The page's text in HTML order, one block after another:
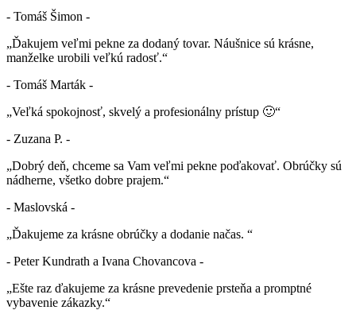
- Tomáš Šimon -
„Ďakujem veľmi pekne za dodaný tovar. Náušnice sú krásne,
manželke urobili veľkú radosť.“
- Tomáš Marták -
„Veľká spokojnosť, skvelý a profesionálny prístup 🙂“
- Zuzana P. -
„Dobrý deň, chceme sa Vam veľmi pekne poďakovať. Obrúčky sú
nádherne, všetko dobre prajem.“
- Maslovská -
„Ďakujeme za krásne obrúčky a dodanie načas. “
- Peter Kundrath a Ivana Chovancova -
„Ešte raz ďakujeme za krásne prevedenie prsteňa a promptné
vybavenie zákazky.“